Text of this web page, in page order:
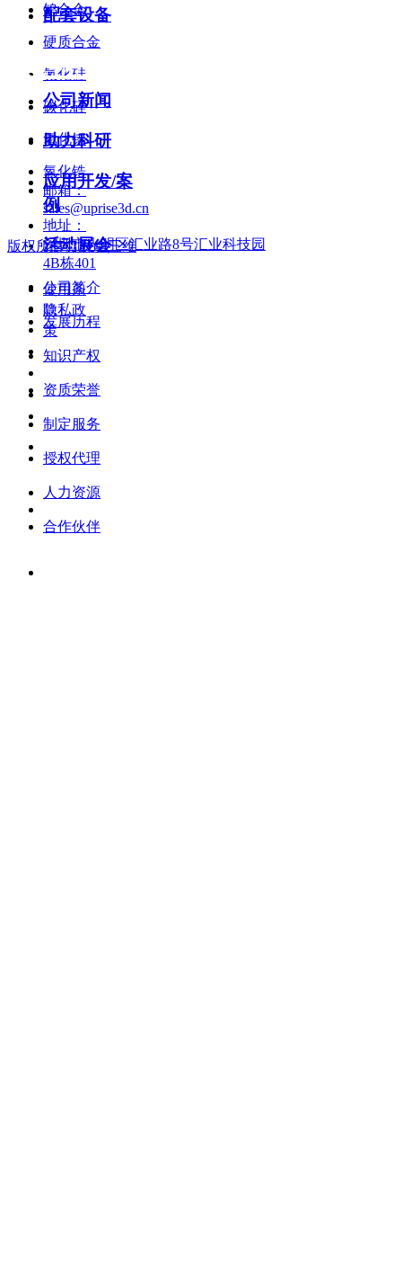
配套设备
钨合金
硬质合金
氮化硅
碳化硅
氧化铝
氧化锆
资讯中心
公司新闻
助力科研
应用开发/案
例
活动展会
关于我们
公司简介
发展历程
知识产权
资质荣誉
制定服务
授权代理
人力资源
合作伙伴
邮箱：
sales@uprise3d.cn
地址：
深圳市光明区汇业路8号汇业科技园
4B栋401
版权所有© 升华三维
使用条
款
隐私政
策